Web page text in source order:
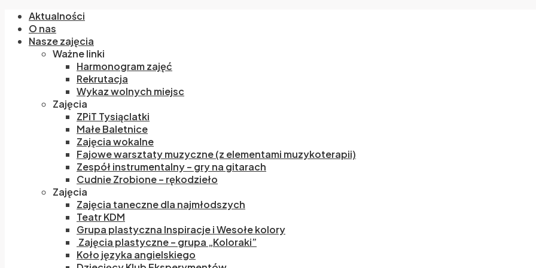
Aktualności
O nas
Nasze zajęcia
Ważne linki
Harmonogram zajęć
Rekrutacja
Wykaz wolnych miejsc
Zajęcia
ZPiT Tysiąclatki
Małe Baletnice
Zajęcia wokalne
Fajowe warsztaty muzyczne (z elementami muzykoterapii)
Zespół instrumentalny – gry na gitarach
Cudnie Zrobione – rękodzieło
Zajęcia
Zajęcia taneczne dla najmłodszych
Teatr KDM
Grupa plastyczna Inspiracje i Wesołe kolory
Zajęcia plastyczne – grupa „Koloraki”
Koło języka angielskiego